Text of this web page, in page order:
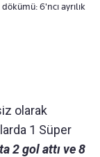
6'ncı ayrılık
olarak
1 Süper
2 gol attı ve 8